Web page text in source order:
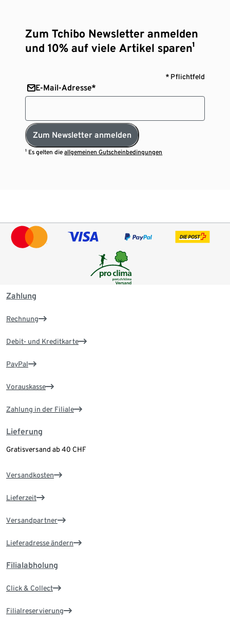
Zum Tchibo Newsletter anmelden
und 10% auf viele Artikel sparen¹
* Pflichtfeld
E-Mail-Adresse*
Zum Newsletter anmelden
¹ Es gelten dieallgemeinen Gutscheinbedingungen
Zahlung
Rechnung
Debit- und Kreditkarte
PayPal
Vorauskasse
Zahlung in der Filiale
Lieferung
Gratisversand ab 40 CHF
Versandkosten
Lieferzeit
Versandpartner
Lieferadresse ändern
Filialabholung
Click & Collect
Filialreservierung